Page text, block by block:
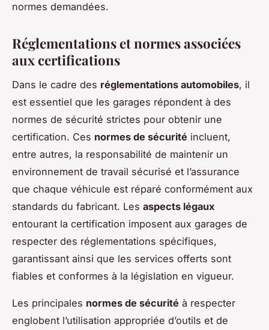
normes demandées.
Réglementations et normes associées
aux certifications
Dans le cadre des réglementations automobiles, il
est essentiel que les garages répondent à des
normes de sécurité strictes pour obtenir une
certification. Ces normes de sécurité incluent,
entre autres, la responsabilité de maintenir un
environnement de travail sécurisé et l’assurance
que chaque véhicule est réparé conformément aux
standards du fabricant. Les aspects légaux
entourant la certification imposent aux garages de
respecter des réglementations spécifiques,
garantissant ainsi que les services offerts sont
fiables et conformes à la législation en vigueur.
Les principales normes de sécurité à respecter
englobent l’utilisation appropriée d’outils et de